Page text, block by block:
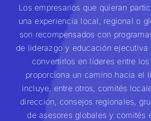
Los empresarios que quieran
una experiencia local, regional o
son recompensados con
de liderazgo y educación ejecutiva
convertirlos en líderes entre los
proporciona un camino hacia el
incluye, entre otros, comités
dirección, consejos regionales,
de asesores globales y comités